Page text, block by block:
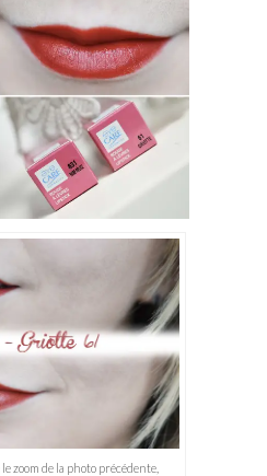
zoom de la photo précédente,